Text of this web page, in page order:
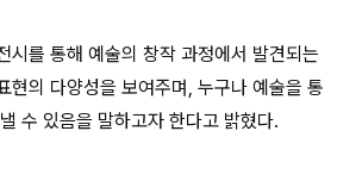
시를 통해 예술의 창작 과정에서 발견되는
현의 다양성을 보여주며, 누구나 예술을 통
수 있음을 말하고자 한다고 밝혔다.